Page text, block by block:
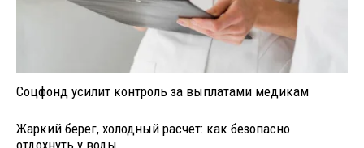
Соцфонд усилит контроль за выплатами медикам
Жаркий берег, холодный расчет: как безопасно
отдохнуть у воды